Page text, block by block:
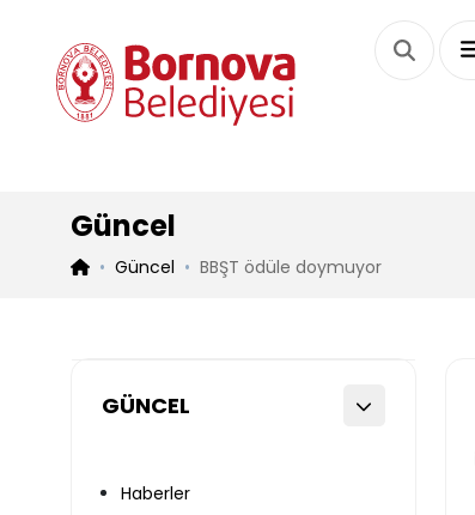
Güncel
Güncel BBŞT ödüle doymuyor
GÜNCEL
Haberler